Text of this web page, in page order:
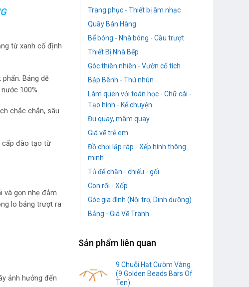
từ xanh cố định
Bảng dễ
100%.
chắc chắn, sâu
cấp đào tạo từ
và gọn nhẹ đảm
lo bảng trượt ra
ảnh hưởng đến
Trang phục - Thiết bị âm nhạc
Quầy Bán Hàng
Bể bóng - Nhà bóng - Cầu trượt
Thiết Bị Nhà Bếp
Góc thiên nhiên - Vườn cổ tích
Bập Bênh - Thú nhún
Làm quen với toán học - Chữ cái -
Tạo hình - Kể chuyện
Đu quay, mâm quay
Giá vẽ trẻ em
Đồ chơi lắp ráp - Xếp hình thông
minh
Tủ để chăn - chiếu - gối
Con rối - Xốp
Góc gia đình (Nội trợ, Dinh dưỡng)
Bảng - Giá Vẽ Tranh
Sản phẩm liên quan
9 Chuỗi Hạt Cườm Vàng
(9 Golden Beads Bars Of
Ten)